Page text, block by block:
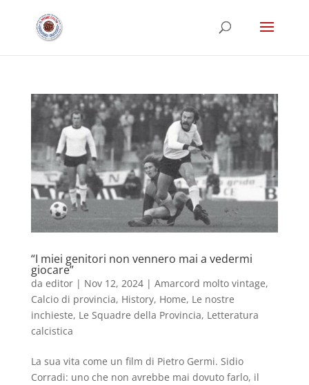
“I miei genitori non vennero mai a vedermi
giocare”
da editor| Nov 12, 2024| Amarcord molto vintage,
Calcio di provincia, History, Home, Le nostre
inchieste, Le Squadre della Provincia, Letteratura
calcistica
La sua vita come un film di Pietro Germi. Sidio
Corradi: uno che non avrebbe mai dovuto farlo, il